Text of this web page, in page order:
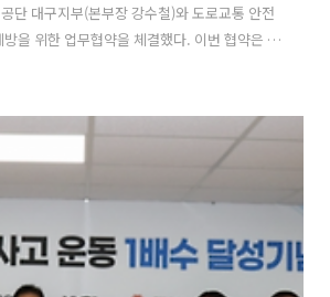
단 대구지부(본부장 강수철)와 도로교통 안전
을 위한 업무협약을 체결했다. 이번 협약은 교
지원 ▲교통안전 및 가스안전에 관한 협업 등을
로 했다. 이를 위해 도로교통공단은 가스솔루션
를 대상으로 연 8회 안전교육을 실시하고 가방
엘로카드를 공동 제작해 어린이와 노약자등
고 예..